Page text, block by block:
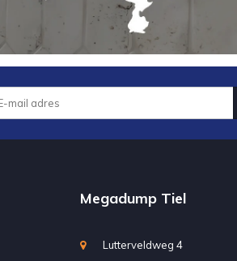
Megadump Tiel
Lutterveldweg 4